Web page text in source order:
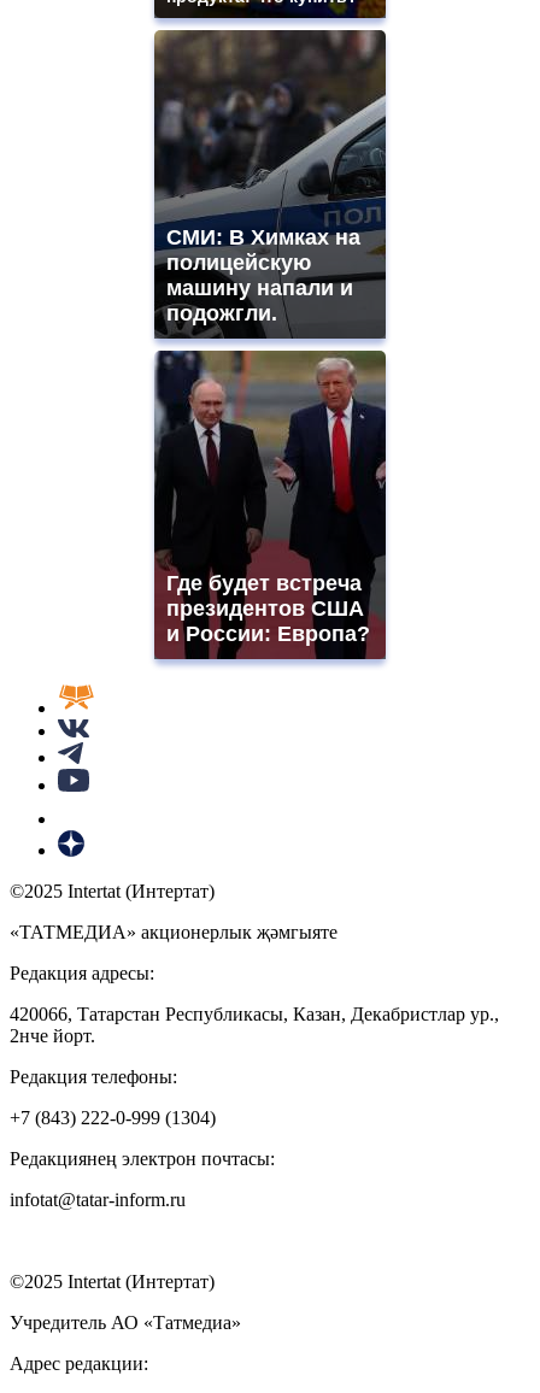
СМИ: В Химках на
полицейскую
машину напали и
подожгли.
Где будет встреча
президентов США
и России: Европа?
©2025 Intertat (Интертат)
«ТАТМЕДИА» акционерлык җәмгыяте
Редакция адресы:
420066, Татарстан Республикасы, Казан, Декабристлар ур.,
2нче йорт.
Редакция телефоны:
+7 (843) 222-0-999 (1304)
Редакциянең электрон почтасы:
infotat@tatar-inform.ru
©2025 Intertat (Интертат)
Учредитель АО «Татмедиа»
Адрес редакции: